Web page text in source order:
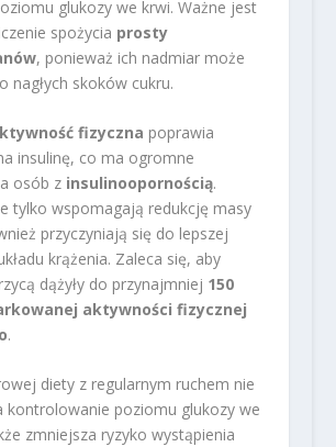
glukozy we krwi. Ważne jest
spożycia prosty
, ponieważ ich nadmiar może
nagłych skoków cukru.
fizyczna poprawia
insulinę, co ma ogromne
osób z insulinoopornością.
tylko wspomagają redukcję masy
przyczyniają się do lepszej
krążenia. Zaleca się, aby
dążyły do przynajmniej 150
aktywności fizycznej
.
diety z regularnym ruchem nie
kontrolowanie poziomu glukozy we
zmniejsza ryzyko wystąpienia